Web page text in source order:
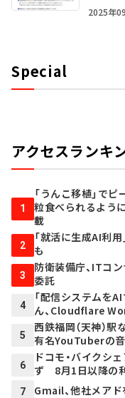
2025年
Special
アクセスランキ
1
「うんこ移植」で
粒食べられるよ
載
2
「就活に生成AI利
も
3
防衛装備庁、ITコ
委託
4
「配信システムを
ん、Cloudflare
5
西鉄福岡（天神）
有名YouTuberの
6
ドコモ・バイクシ
ず 8月1日以降の
7 Gmail、他社メア